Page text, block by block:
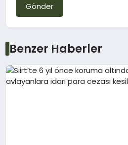
Gönder
Benzer Haberler